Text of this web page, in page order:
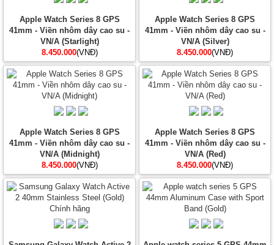
Apple Watch Series 8 GPS
41mm - Viền nhôm dây cao su -
VN/A (Starlight)
8.450.000(VNĐ)
Apple Watch Series 8 GPS
41mm - Viền nhôm dây cao su -
VN/A (Silver)
8.450.000(VNĐ)
Apple Watch Series 8 GPS
41mm - Viền nhôm dây cao su -
VN/A (Midnight)
8.450.000(VNĐ)
Apple Watch Series 8 GPS
41mm - Viền nhôm dây cao su -
VN/A (Red)
8.450.000(VNĐ)